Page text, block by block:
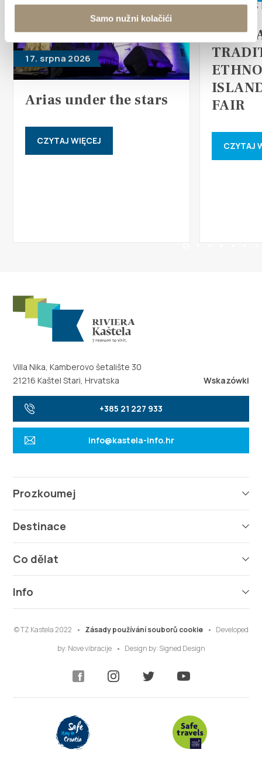
Samo nužni kolačići
17. srpna 2026
Arias under the stars
CZYTAJ WIĘCEJ
17th
FAIR
CZYTAJ
Villa Nika, Kamberovo šetalište 30
21216 Kaštel Stari, Hrvatska
Wskazówki
+385 21 227 933
info@kastela-info.hr
Prozkoumej
Destinace
Co dělat
Info
© TZ Kastela 2022 Zásady používání souborů cookie
Developed
by: Nove vibracije Design by: Signed Design